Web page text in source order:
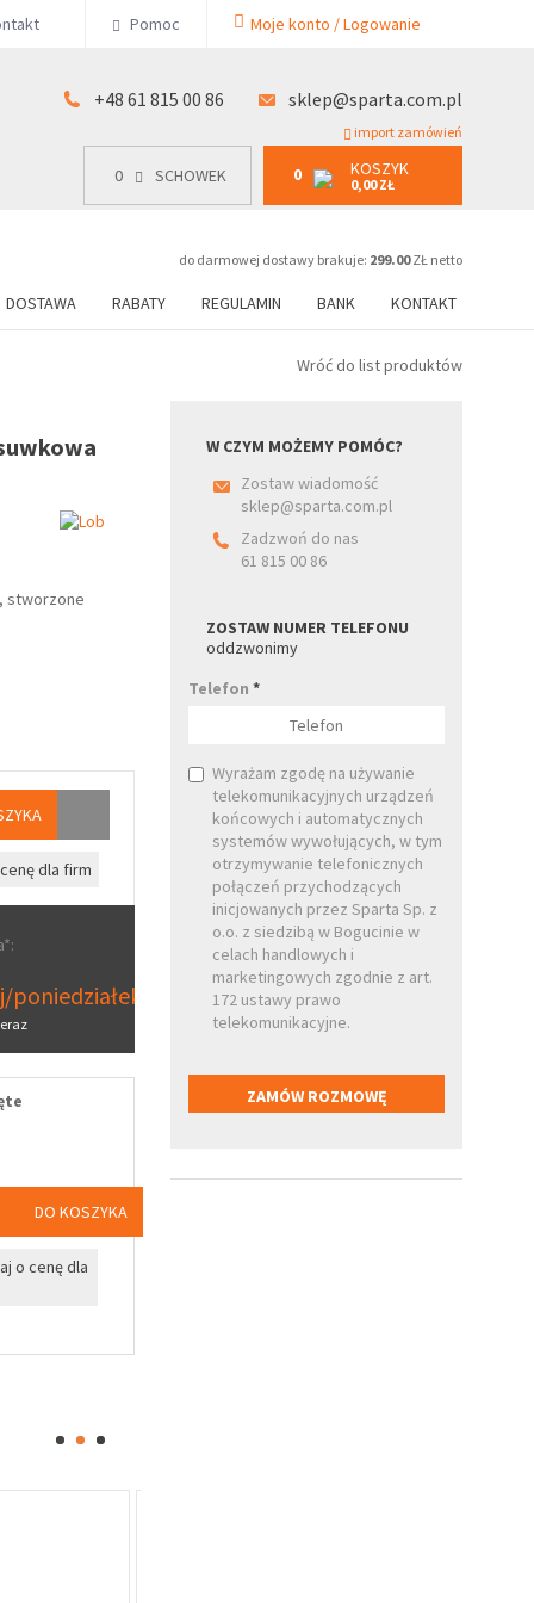
Pomoc Moje konto / Logowanie
+48 61 815 00 86 sklep@sparta.com.pl
import zamówień
0 SCHOWEK 0 KOSZYK
0,00 ZŁ
do darmowej dostawy brakuje: 299.00ZŁ netto
DOSTAWA RABATY REGULAMIN BANK KONTAKT
0 SCHOWEK 0 KOSZYK
0,00 ZŁ
00 86
Wróć do list produktów
stworzone
dla firm
poniedziałek
DO KOSZYKA
o cenę dla
W CZYM MOŻEMY POMÓC?
Zostaw wiadomość
sklep@sparta.com.pl
Zadzwoń do nas
61 815 00 86
ZOSTAW NUMER TELEFONU
oddzwonimy
Telefon*
Wyrażam zgodę na używanie
telekomunikacyjnych urządzeń
końcowych i automatycznych
systemów wywołujących, w tym
otrzymywanie telefonicznych
połączeń przychodzących
inicjowanych przez Sparta Sp. z
o.o. z siedzibą w Bogucinie w
celach handlowych i
marketingowych zgodnie z art.
172 ustawy prawo
telekomunikacyjne.